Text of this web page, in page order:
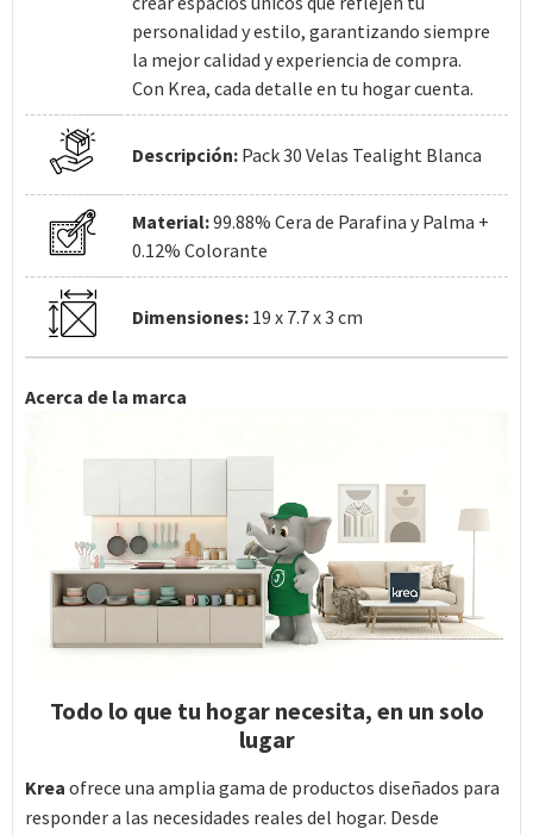
personalidad y estilo, garantizando siempre
la mejor calidad y experiencia de compra.
Con Krea, cada detalle en tu hogar cuenta.
Descripción: Pack 30 Velas Tealight Blanca
Material:99.88% Cera de Parafina y Palma +
0.12% Colorante
Dimensiones: 19 x 7.7 x 3 cm
Acerca de la marca
Todo lo que tu hogar necesita, en un solo
lugar
Krea ofrece una amplia gama de productos diseñados para
responder a las necesidades reales del hogar. Desde